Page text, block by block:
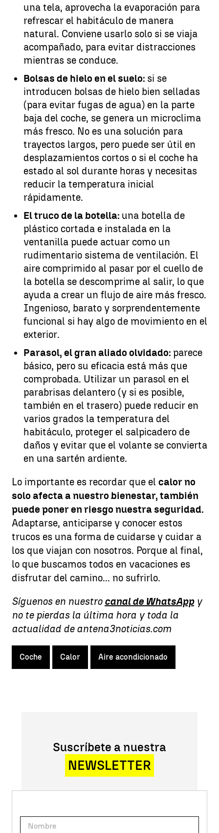
una tela, aprovecha la evaporación para
refrescar el habitáculo de manera
natural. Conviene usarlo solo si se viaja
acompañado, para evitar distracciones
mientras se conduce.
Bolsas de hielo en el suelo: si se
introducen bolsas de hielo bien selladas
(para evitar fugas de agua) en la parte
baja del coche, se genera un microclima
más fresco. No es una solución para
trayectos largos, pero puede ser útil en
desplazamientos cortos o si el coche ha
estado al sol durante horas y necesitas
reducir la temperatura inicial
rápidamente.
El truco de la botella: una botella de
plástico cortada e instalada en la
ventanilla puede actuar como un
rudimentario sistema de ventilación. El
aire comprimido al pasar por el cuello de
la botella se descomprime al salir, lo que
ayuda a crear un flujo de aire más fresco.
Ingenioso, barato y sorprendentemente
funcional si hay algo de movimiento en el
exterior.
Parasol, el gran aliado olvidado: parece
básico, pero su eficacia está más que
comprobada. Utilizar un parasol en el
parabrisas delantero (y si es posible,
también en el trasero) puede reducir en
varios grados la temperatura del
habitáculo, proteger el salpicadero de
daños y evitar que el volante se convierta
en una sartén ardiente.
Lo importante es recordar que el calor no
solo afecta a nuestro bienestar, también
puede poner en riesgo nuestra seguridad.
Adaptarse, anticiparse y conocer estos
trucos es una forma de cuidarse y cuidar a
los que viajan con nosotros. Porque al final,
lo que buscamos todos en vacaciones es
disfrutar del camino... no sufrirlo.
Síguenos en nuestro canal de WhatsAppy
no te pierdas la última hora y toda la
actualidad de antena3noticias.com
Coche Calor Aire acondicionado
Suscríbete a nuestra
NEWSLETTER